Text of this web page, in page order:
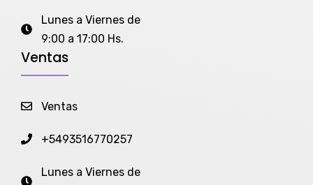
Lunes a Viernes de
9:00 a 17:00 Hs.
Ventas
Ventas
+5493516770257
Lunes a Viernes de